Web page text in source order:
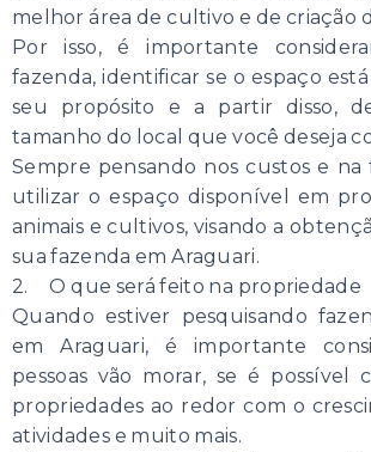
melhor área de cultivo e de criação
Por isso, é importante
fazenda, identificar se o espaço
seu propósito e a partir disso,
tamanho do local que você deseja
Sempre pensando nos custos e na
utilizar o espaço disponível em
animais e cultivos, visando a
sua fazenda em Araguari.
2. O que será feito na propriedade
Quando estiver pesquisando
em Araguari, é importante
pessoas vão morar, se é possível
propriedades ao redor com o
atividades e muito mais.